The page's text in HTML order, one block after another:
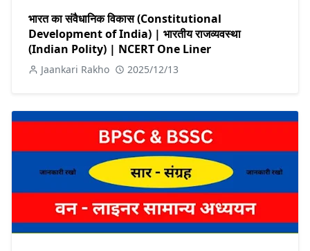
भारत का संवैधानिक विकास (Constitutional
Development of India) | भारतीय राजव्यवस्था
(Indian Polity) | NCERT One Liner
Jaankari Rakho 2025/12/13